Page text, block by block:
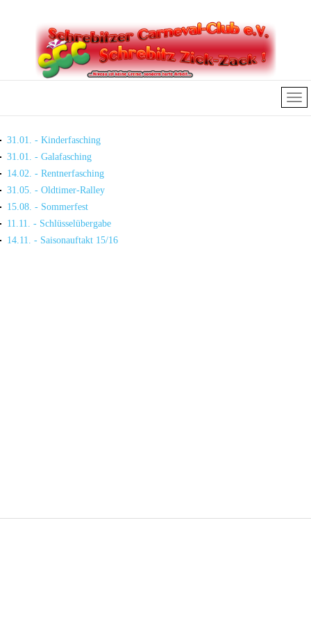
31.01. - Kinderfasching
31.01. - Galafasching
14.02. - Rentnerfasching
31.05. - Oldtimer-Ralley
15.08. - Sommerfest
11.11. - Schlüsselübergabe
14.11. - Saisonauftakt 15/16